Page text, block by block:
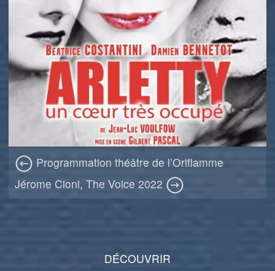
Programmation théâtre de l’Oriflamme
Jérome Cioni, The Voice 2022
DÉCOUVRIR